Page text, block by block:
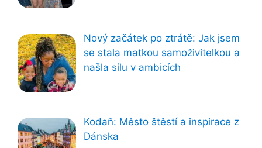
Nový začátek po ztrátě: Jak jsem
se stala matkou samoživitelkou a
našla sílu v ambicích
Kodaň: Město štěstí a inspirace z
Dánska